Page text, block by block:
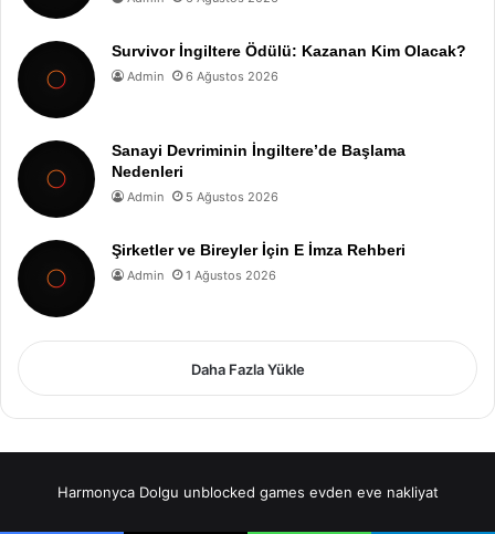
Survivor İngiltere Ödülü: Kazanan Kim Olacak?
Admin 6 Ağustos 2026
Sanayi Devriminin İngiltere’de Başlama
Nedenleri
Admin 5 Ağustos 2026
Şirketler ve Bireyler İçin E İmza Rehberi
Admin 1 Ağustos 2026
Daha Fazla Yükle
Harmonyca Dolgu unblocked games evden eve nakliyat